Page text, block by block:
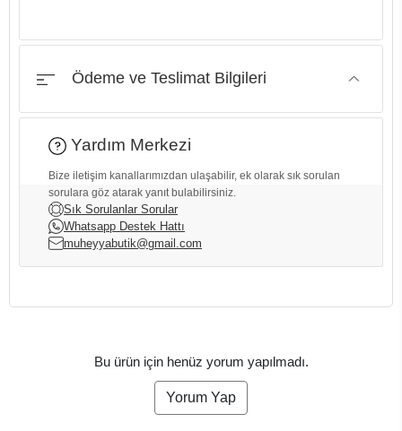
Ödeme ve Teslimat Bilgileri
Yardım Merkezi
Bize iletişim kanallarımızdan ulaşabilir, ek olarak sık sorulan
sorulara göz atarak yanıt bulabilirsiniz.
Sık Sorulanlar Sorular
Whatsapp Destek Hattı
muheyyabutik@gmail.com
Bu ürün için henüz yorum yapılmadı.
Yorum Yap